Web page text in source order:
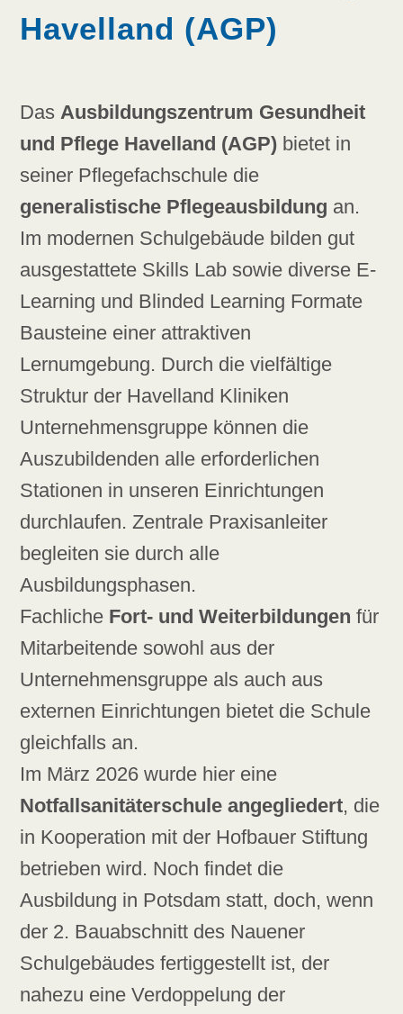
Havelland (AGP)
DasAusbildungszentrum Gesundheit
und Pflege Havelland (AGP) bietet in
seiner Pflegefachschule die
generalistische Pflegeausbildung an.
Im modernen Schulgebäude bilden gut
ausgestattete Skills Lab sowie diverse E-
Learning und Blinded Learning Formate
Bausteine einer attraktiven
Lernumgebung. Durch die vielfältige
Struktur der Havelland Kliniken
Unternehmensgruppe können die
Auszubildenden alle erforderlichen
Stationen in unseren Einrichtungen
durchlaufen. Zentrale Praxisanleiter
begleiten sie durch alle
Ausbildungsphasen.
Fachliche Fort- und Weiterbildungen für
Mitarbeitende sowohl aus der
Unternehmensgruppe als auch aus
externen Einrichtungen bietet die Schule
gleichfalls an.
Im März 2026 wurde hier eine
Notfallsanitäterschule angegliedert, die
in Kooperation mit der Hofbauer Stiftung
betrieben wird. Noch findet die
Ausbildung in Potsdam statt, doch, wenn
der 2. Bauabschnitt des Nauener
Schulgebäudes fertiggestellt ist, der
nahezu eine Verdoppelung der